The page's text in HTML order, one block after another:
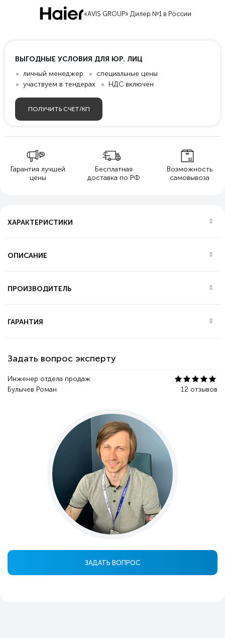
«AVIS GROUP» Дилер №1 в России
ВЫГОДНЫЕ УСЛОВИЯ ДЛЯ ЮР. ЛИЦ
личный менеджер
специальные цены
участвуем в тендерах
НДС включен
ПОЛУЧИТЬ СЧЕТ/КП
Гарантия лучшей
цены
Бесплатная
доставка по РФ
Возможность
самовывоза
Задать вопрос эксперту
Инженер отдела продаж
Булычев Роман
12 отзывов
ЗАДАТЬ ВОПРОС
ХАРАКТЕРИСТИКИ
ОПИСАНИЕ
ПРОИЗВОДИТЕЛЬ
ГАРАНТИЯ